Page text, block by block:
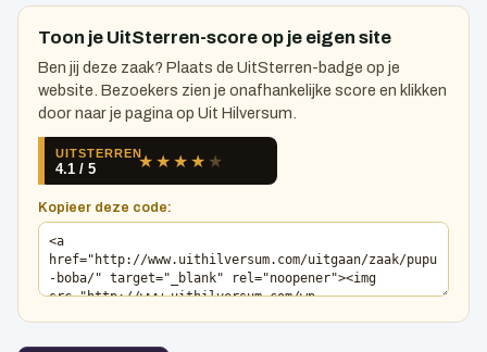
Toon je UitSterren-score op je eigen site
Ben jij deze zaak? Plaats de UitSterren-badge op je
website. Bezoekers zien je onafhankelijke score en klikken
door naar je pagina op Uit Hilversum.
Kopieer deze code: